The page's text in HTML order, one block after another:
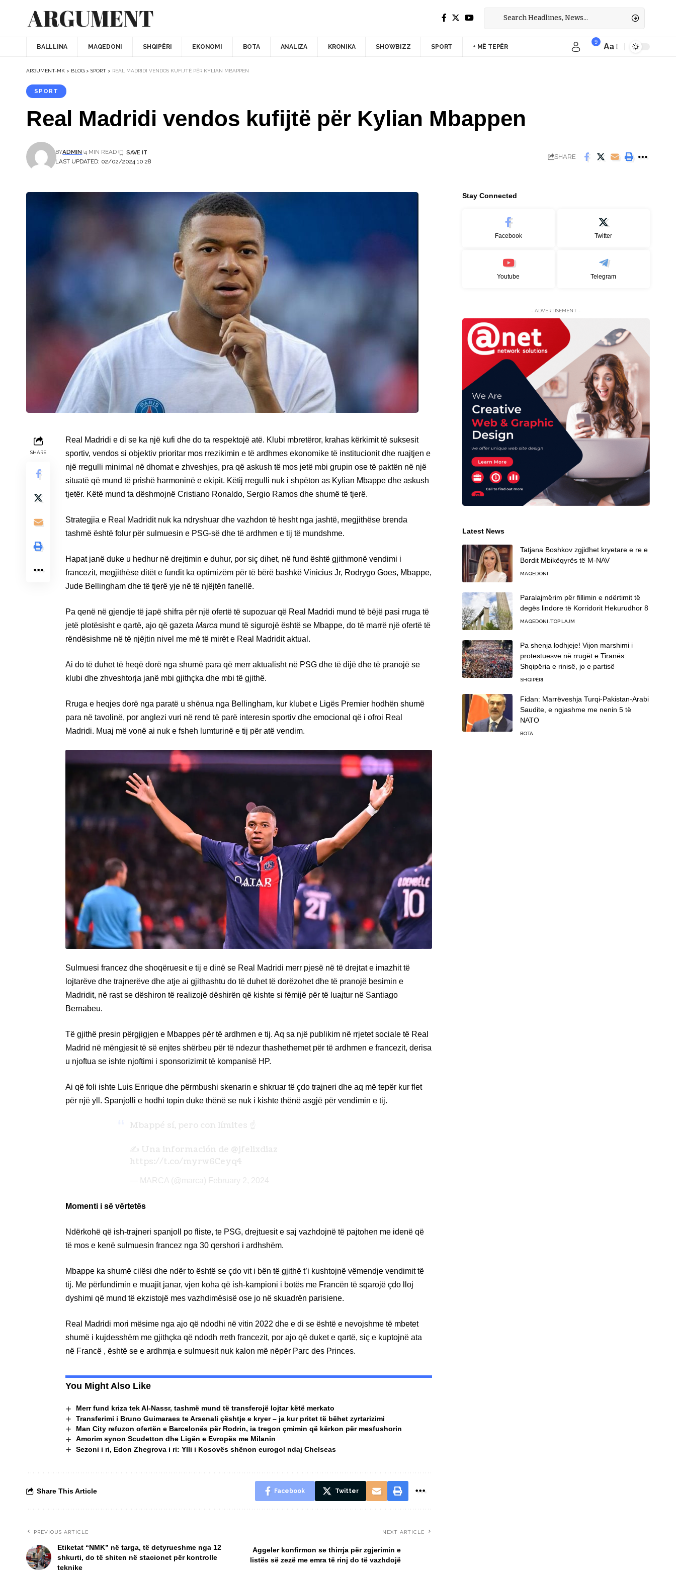
BALLLINA MAQEDONI SHQIPËRI EKONOMI BOTA ANALIZA KRONIKA SHOWBIZZ SPORT + MË TEPËR
9
Aa
ARGUMENT-MK > BLOG > SPORT > REAL MADRIDI VENDOS KUFIJTË PËR KYLIAN MBAPPEN
SPORT
Real Madridi vendos kufijtë për Kylian Mbappen
LAST UPDATED: 02/02/2024 10:28
BYADMIN 4 MIN READ
SHARE
SHARE
Real Madridi e di se ka një kufi dhe do ta respektojë atë. Klubi mbretëror, krahas kërkimit të suksesit
sportiv, vendos si objektiv prioritar mos rrezikimin e të ardhmes ekonomike të institucionit dhe ruajtjen e
një rregulli minimal në dhomat e zhveshjes, pra që askush të mos jetë mbi grupin ose të paktën në një
situatë që mund të prishë harmoninë e ekipit. Këtij rregulli nuk i shpëton as Kylian Mbappe dhe askush
tjetër. Këtë mund ta dëshmojnë Cristiano Ronaldo, Sergio Ramos dhe shumë të tjerë.
Strategjia e Real Madridit nuk ka ndryshuar dhe vazhdon të hesht nga jashtë, megjithëse brenda
tashmë është folur për sulmuesin e PSG-së dhe të ardhmen e tij të mundshme.
Hapat janë duke u hedhur në drejtimin e duhur, por siç dihet, në fund është gjithmonë vendimi i
francezit, megjithëse ditët e fundit ka optimizëm për të bërë bashkë Vinicius Jr, Rodrygo Goes, Mbappe,
Jude Bellingham dhe të tjerë yje në të njëjtën fanellë.
Pa qenë në gjendje të japë shifra për një ofertë të supozuar që Real Madridi mund të bëjë pasi rruga të
jetë plotësisht e qartë, ajo që gazeta Marca mund të sigurojë është se Mbappe, do të marrë një ofertë të
rëndësishme në të njëjtin nivel me më të mirët e Real Madridit aktual.
Ai do të duhet të heqë dorë nga shumë para që merr aktualisht në PSG dhe të dijë dhe të pranojë se
klubi dhe zhveshtorja janë mbi gjithçka dhe mbi të gjithë.
Rruga e heqjes dorë nga paratë u shënua nga Bellingham, kur klubet e Ligës Premier hodhën shumë
para në tavolinë, por anglezi vuri në rend të parë interesin sportiv dhe emocional që i ofroi Real
Madridi. Muaj më vonë ai nuk e fsheh lumturinë e tij për atë vendim.
Sulmuesi francez dhe shoqëruesit e tij e dinë se Real Madridi merr pjesë në të drejtat e imazhit të
lojtarëve dhe trajnerëve dhe atje ai gjithashtu do të duhet të dorëzohet dhe të pranojë besimin e
Madridit, në rast se dëshiron të realizojë dëshirën që kishte si fëmijë për të luajtur në Santiago
Bernabeu.
Të gjithë presin përgjigjen e Mbappes për të ardhmen e tij. Aq sa një publikim në rrjetet sociale të Real
Madrid në mëngjesit të së enjtes shërbeu për të ndezur thashethemet për të ardhmen e francezit, derisa
u njoftua se ishte njoftimi i sponsorizimit të kompanisë HP.
Ai që foli ishte Luis Enrique dhe përmbushi skenarin e shkruar të çdo trajneri dhe aq më tepër kur flet
për një yll. Spanjolli e hodhi topin duke thënë se nuk i kishte thënë asgjë për vendimin e tij.
Mbappé sí, pero con límites ☝️
✍️ Una información de @jfelixdiaz
https://t.co/myrw6Ceyq4
— MARCA (@marca) February 2, 2024
Momenti i së vërtetës
Ndërkohë që ish-trajneri spanjoll po fliste, te PSG, drejtuesit e saj vazhdojnë të pajtohen me idenë që
të mos e kenë sulmuesin francez nga 30 qershori i ardhshëm.
Mbappe ka shumë cilësi dhe ndër to është se çdo vit i bën të gjithë t’i kushtojnë vëmendje vendimit të
tij. Me përfundimin e muajit janar, vjen koha që ish-kampioni i botës me Francën të sqarojë çdo lloj
dyshimi që mund të ekzistojë mes vazhdimësisë ose jo në skuadrën parisiene.
Real Madridi mori mësime nga ajo që ndodhi në vitin 2022 dhe e di se është e nevojshme të mbetet
shumë i kujdesshëm me gjithçka që ndodh rreth francezit, por ajo që duket e qartë, siç e kuptojnë ata
në Francë , është se e ardhmja e sulmuesit nuk kalon më nëpër Parc des Princes.
You Might Also Like
Merr fund kriza tek Al-Nassr, tashmë mund të transferojë lojtar këtë merkato
Transferimi i Bruno Guimaraes te Arsenali çështje e kryer – ja kur pritet të bëhet zyrtarizimi
Man City refuzon ofertën e Barcelonës për Rodrin, ia tregon çmimin që kërkon për mesfushorin
Amorim synon Scudetton dhe Ligën e Evropës me Milanin
Sezoni i ri, Edon Zhegrova i ri: Ylli i Kosovës shënon eurogol ndaj Chelseas
Share This Article Facebook Twitter
PREVIOUS ARTICLE
Etiketat “NMK” në targa, të detyrueshme nga 12
shkurti, do të shiten në stacionet për kontrolle
teknike
NEXT ARTICLE
Aggeler konfirmon se thirrja për zgjerimin e
listës së zezë me emra të rinj do të vazhdojë
Stay Connected
Facebook Twitter
Youtube Telegram
- ADVERTISEMENT -
Latest News
Tatjana Boshkov zgjidhet kryetare e re e
Bordit Mbikëqyrës të M-NAV
MAQEDONI
Paralajmërim për fillimin e ndërtimit të
degës lindore të Korridorit Hekurudhor 8
MAQEDONI TOP LAJM
Pa shenja lodhjeje! Vijon marshimi i
protestuesve në rrugët e Tiranës:
Shqipëria e rinisë, jo e partisë
SHQIPËRI
Fidan: Marrëveshja Turqi-Pakistan-Arabi
Saudite, e ngjashme me nenin 5 të
NATO
BOTA